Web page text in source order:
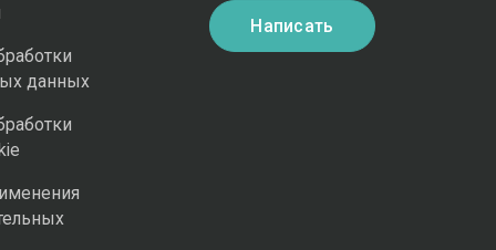
данных
Написать